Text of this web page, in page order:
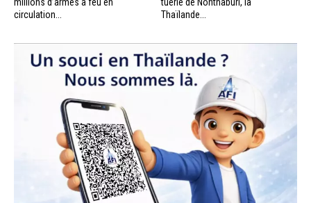
millions d’armes à feu en
circulation...
tuerie de Nonthaburi, la
Thaïlande...